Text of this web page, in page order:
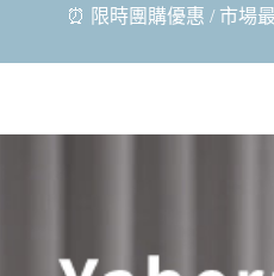
⏰ 限時團購優惠 / 市場